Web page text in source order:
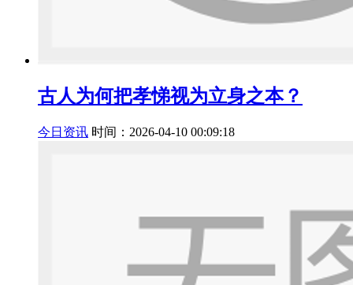
古人为何把孝悌视为立身之本？
今日资讯 时间：2026-04-10 00:09:18